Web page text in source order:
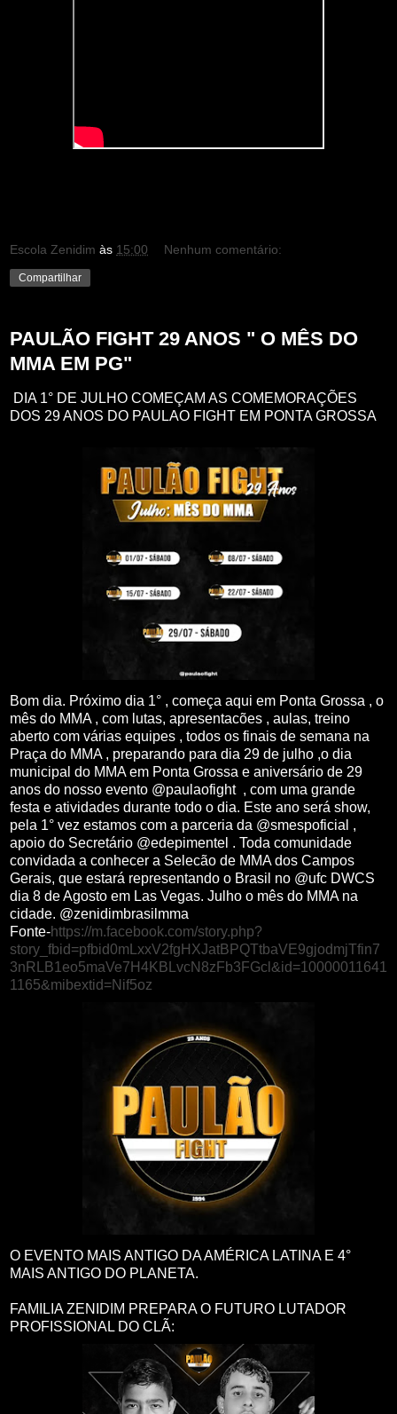
Escola Zenidim às 15:00 Nenhum comentário:
Compartilhar
PAULÃO FIGHT 29 ANOS " O MÊS DO
MMA EM PG"
DIA 1° DE JULHO COMEÇAM AS COMEMORAÇÕES
DOS 29 ANOS DO PAULAO FIGHT EM PONTA GROSSA
Bom dia. Próximo dia 1° , começa aqui em Ponta Grossa , o
mês do MMA , com lutas, apresentacões , aulas, treino
aberto com várias equipes , todos os finais de semana na
Praça do MMA , preparando para dia 29 de julho ,o dia
municipal do MMA em Ponta Grossa e aniversário de 29
anos do nosso evento @paulaofight , com uma grande
festa e atividades durante todo o dia. Este ano será show,
pela 1° vez estamos com a parceria da @smespoficial ,
apoio do Secretário @edepimentel . Toda comunidade
convidada a conhecer a Selecão de MMA dos Campos
Gerais, que estará representando o Brasil no @ufc DWCS
dia 8 de Agosto em Las Vegas. Julho o mês do MMA na
cidade. @zenidimbrasilmma
Fonte-https://m.facebook.com/story.php?
story_fbid=pfbid0mLxxV2fgHXJatBPQTtbaVE9gjodmjTfin7
3nRLB1eo5maVe7H4KBLvcN8zFb3FGcl&id=10000011641
1165&mibextid=Nif5oz
O EVENTO MAIS ANTIGO DA AMÉRICA LATINA E 4°
MAIS ANTIGO DO PLANETA.
FAMILIA ZENIDIM PREPARA O FUTURO LUTADOR
PROFISSIONAL DO CLÃ: